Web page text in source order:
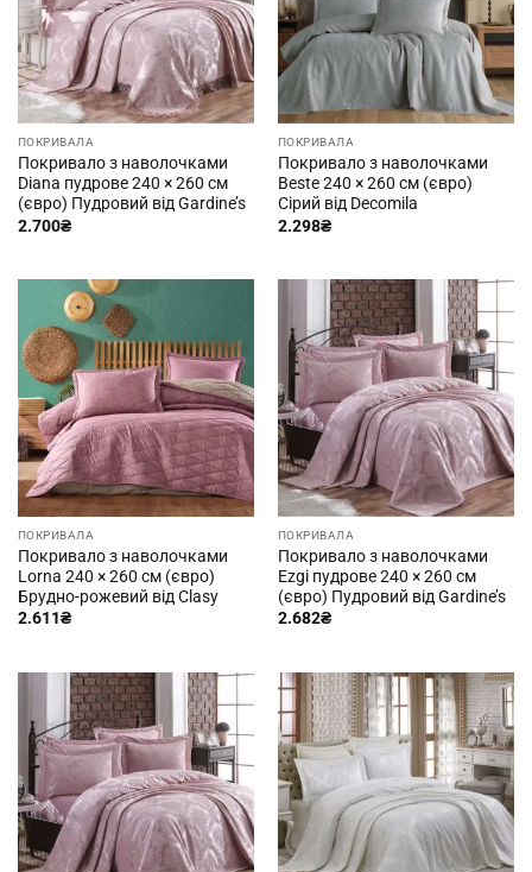
ПОКРИВАЛА
Покривало з наволочками
Diana пудрове 240 × 260 см
(євро) Пудровий від Gardine’s
2.700₴
ПОКРИВАЛА
Покривало з наволочками
Beste 240 × 260 см (євро)
Сірий від Decomila
2.298₴
ПОКРИВАЛА
Покривало з наволочками
Lorna 240 × 260 см (євро)
Брудно-рожевий від Clasy
2.611₴
ПОКРИВАЛА
Покривало з наволочками
Ezgi пудрове 240 × 260 см
(євро) Пудровий від Gardine’s
2.682₴